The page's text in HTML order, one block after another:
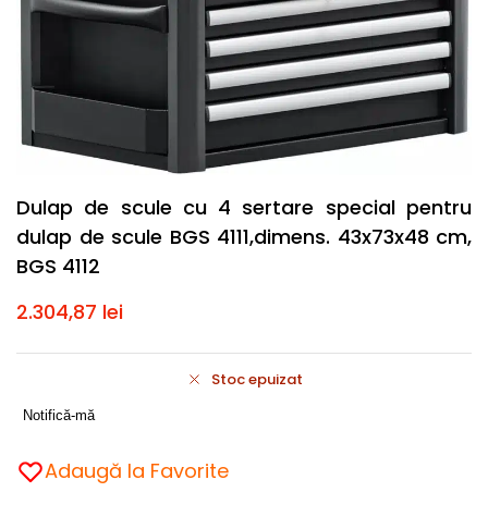
Dulap de scule cu 4 sertare special pentru
dulap de scule BGS 4111,dimens. 43x73x48 cm,
BGS 4112
2.304,87 lei
Stoc epuizat
Notifică-mă
Adaugă la Favorite